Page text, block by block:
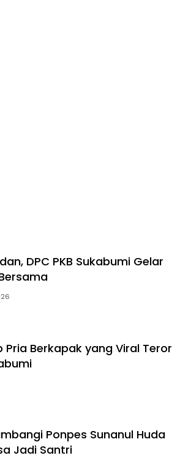
DPC PKB Sukabumi Gelar
Pria Berkapak yang Viral Teror
Ponpes Sunanul Huda
Jadi Santri